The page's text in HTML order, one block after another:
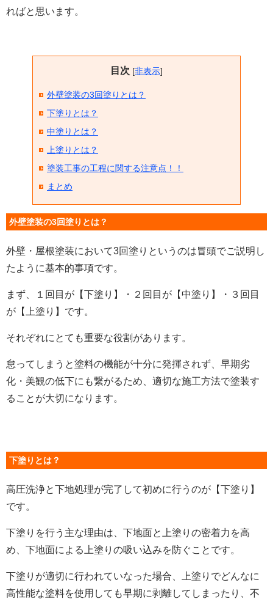
ればと思います。
目次 [非表示]
外壁塗装の3回塗りとは？
下塗りとは？
中塗りとは？
上塗りとは？
塗装工事の工程に関する注意点！！
まとめ
外壁塗装の3回塗りとは？
外壁・屋根塗装において3回塗りというのは冒頭でご説明し
たように基本的事項です。
まず、１回目が【下塗り】・２回目が【中塗り】・３回目
が【上塗り】です。
それぞれにとても重要な役割があります。
怠ってしまうと塗料の機能が十分に発揮されず、早期劣
化・美観の低下にも繋がるため、適切な施工方法で塗装す
ることが大切になります。
下塗りとは？
高圧洗浄と下地処理が完了して初めに行うのが【下塗り】
です。
下塗りを行う主な理由は、下地面と上塗りの密着力を高
め、下地面による上塗りの吸い込みを防ぐことです。
下塗りが適切に行われていなった場合、上塗りでどんなに
高性能な塗料を使用しても早期に剥離してしまったり、不